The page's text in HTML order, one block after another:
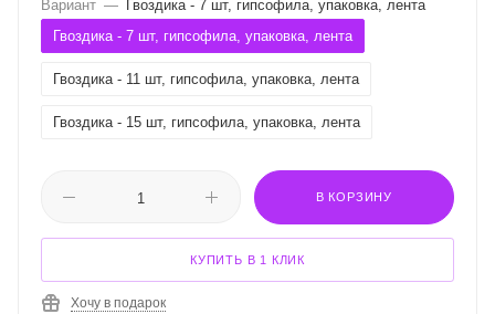
Вариант — Гвоздика - 7 шт, гипсофила, упаковка, лента
Гвоздика - 7 шт, гипсофила, упаковка, лента
Гвоздика - 11 шт, гипсофила, упаковка, лента
Гвоздика - 15 шт, гипсофила, упаковка, лента
В КОРЗИНУ
КУПИТЬ В 1 КЛИК
Хочу в подарок